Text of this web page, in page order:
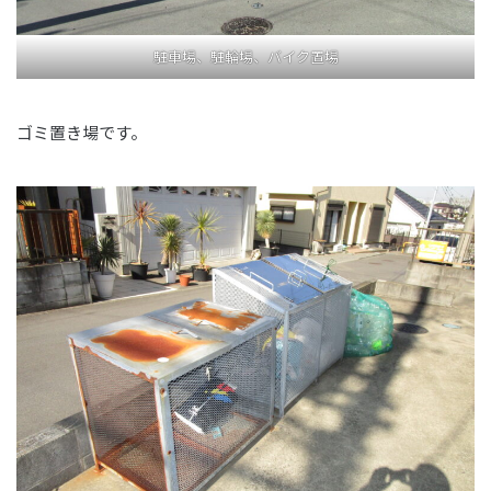
駐車場、駐輪場、バイク置場
ゴミ置き場です。